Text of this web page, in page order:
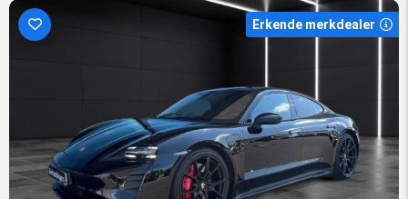
Erkende merkdealer